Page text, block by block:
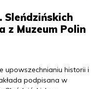
Sleńdzińskich
z Muzeum Polin
upowszechnianiu historii i
podpisana w